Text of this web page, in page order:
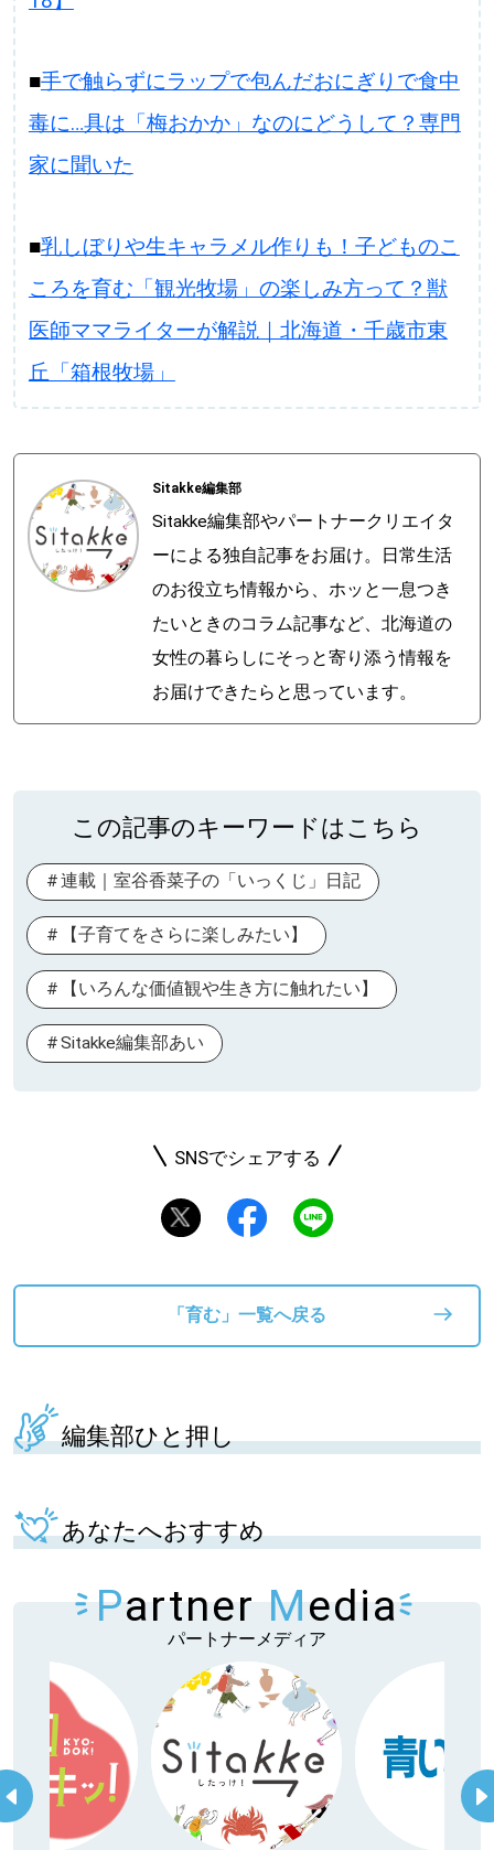
■手で触らずにラップで包んだおにぎりで食中
毒に…具は「梅おかか」なのにどうして？専門
家に聞いた
■乳しぼりや生キャラメル作りも！子どものこ
ころを育む「観光牧場」の楽しみ方って？獣
医師ママライターが解説｜北海道・千歳市東
丘「箱根牧場」
Sitakke編集部
Sitakke編集部やパートナークリエイタ
ーによる独自記事をお届け。日常生活
のお役立ち情報から、ホッと一息つき
たいときのコラム記事など、北海道の
女性の暮らしにそっと寄り添う情報を
お届けできたらと思っています。
この記事のキーワードはこちら
連載｜室谷香菜子の「いっくじ」日記
【子育てをさらに楽しみたい】
【いろんな価値観や生き方に触れたい】
Sitakke編集部あい
SNSでシェアする
「育む」一覧へ戻る
編集部ひと押し
あなたへおすすめ
Partner Media
パートナーメディア